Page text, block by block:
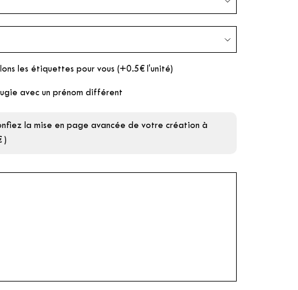
les étiquettes pour vous (+0.5€ l'unité)
avec un prénom différent
la mise en page avancée de votre création à
)